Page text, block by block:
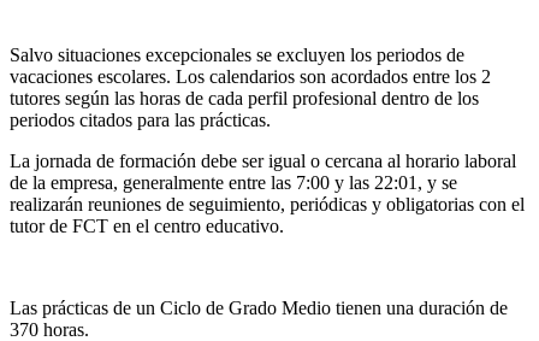
Salvo situaciones excepcionales se excluyen los periodos de
vacaciones escolares. Los calendarios son acordados entre los 2
tutores según las horas de cada perfil profesional dentro de los
periodos citados para las prácticas.
La jornada de formación debe ser igual o cercana al horario laboral
de la empresa, generalmente entre las 7:00 y las 22:01, y se
realizarán reuniones de seguimiento, periódicas y obligatorias con el
tutor de FCT en el centro educativo.
Las prácticas de un Ciclo de Grado Medio tienen una duración de
370 horas.